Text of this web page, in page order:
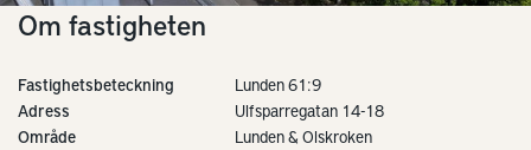
Om fastigheten
Fastighetsbeteckning
Lunden 61:9
Adress
Ulfsparregatan 14-18
Område
Lunden & Olskroken